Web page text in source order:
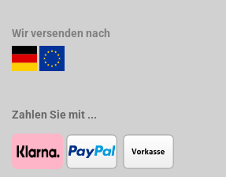
Wir versenden nach
Zahlen Sie mit ...